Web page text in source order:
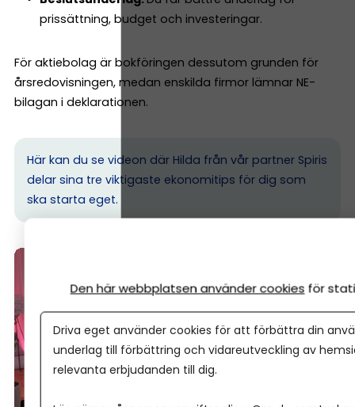
prissättning, budget och investeringar.
För aktiebolag är bokföringen dessutom grunden för
årsredovisningen, medan enskilda firmor lämnar NE-
bilagan i deklarationen.
Här kan du se videon där Hilda från vår partner Spiris
delar sina tre viktigaste ekonomitips för dig som
ska starta eget.
Den här webbplatsen använder cookies för
Driva eget använder cookies för att förbättra din
underlag till förbättring och vidareutveckling av
relevanta erbjudanden till dig.